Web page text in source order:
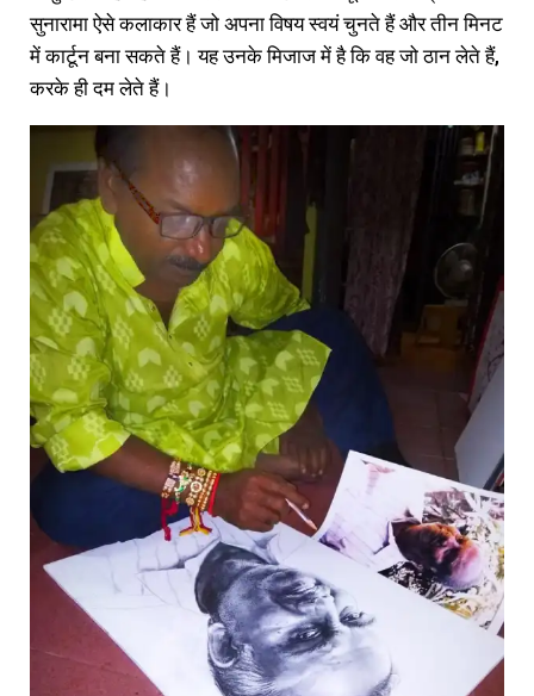
सुनारामा ऐसे कलाकार हैं जो अपना विषय स्वयं चुनते हैं और तीन मिनट
में कार्टून बना सकते हैं। यह उनके मिजाज में है कि वह जो ठान लेते हैं,
करके ही दम लेते हैं।